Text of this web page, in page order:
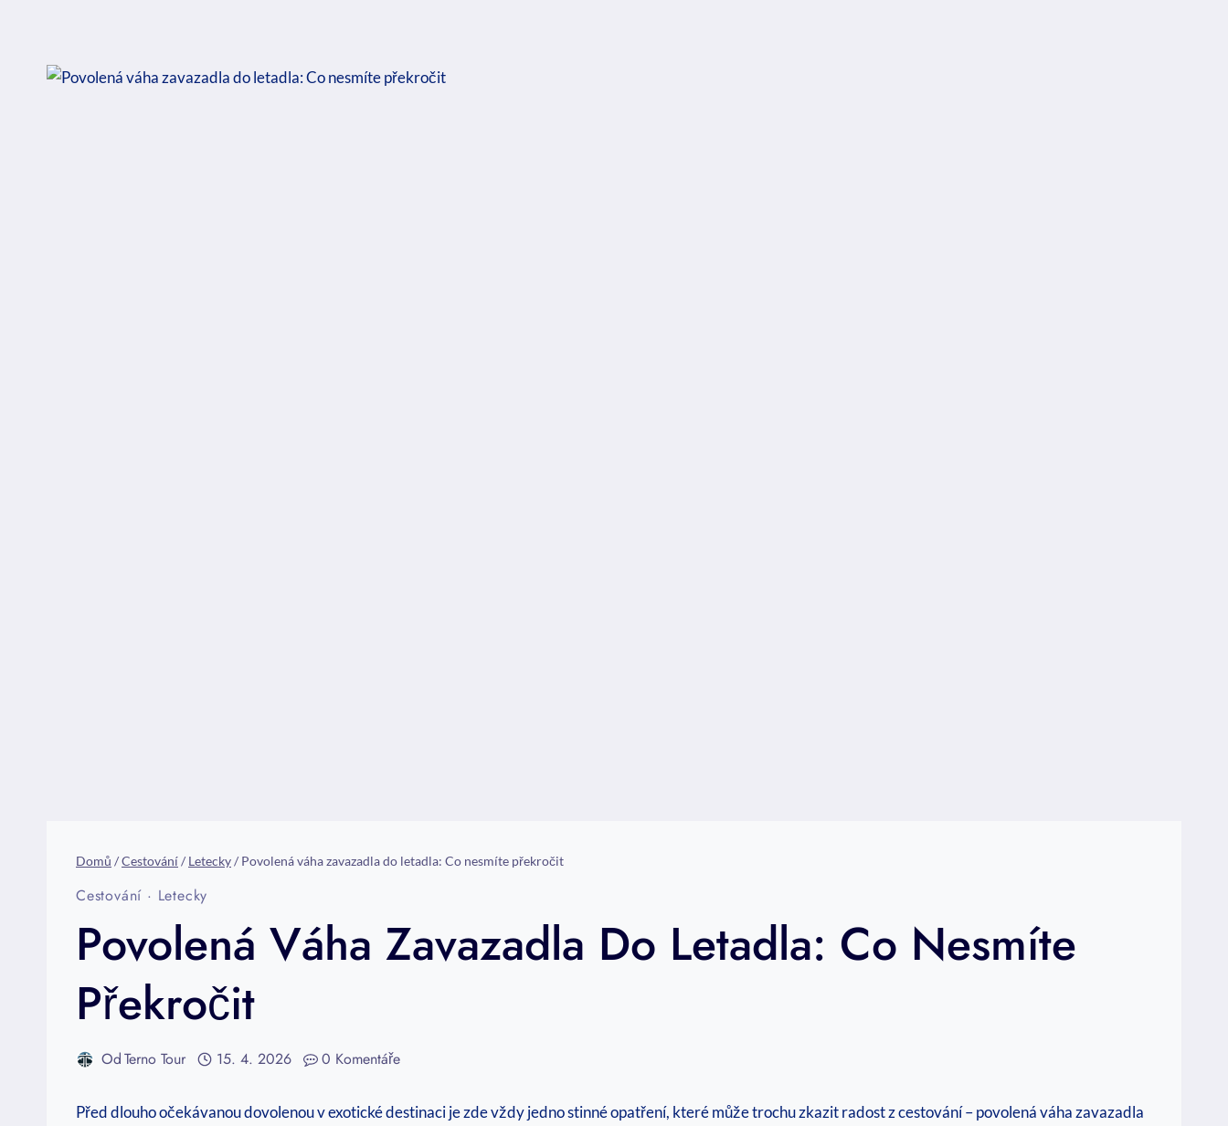
Domů /Cestování/ Letecky/ Povolená váha zavazadla do letadla: Co nesmíte překročit
Cestování · Letecky
Povolená Váha Zavazadla Do Letadla: Co Nesmíte
Překročit
OdTerno Tour 15. 4. 2026 0 Komentáře
Před dlouho očekávanou dovolenou v exotické destinaci je zde vždy jedno stinné opatření, které může trochu zkazit radost z cestování – povolená váha zavazadla